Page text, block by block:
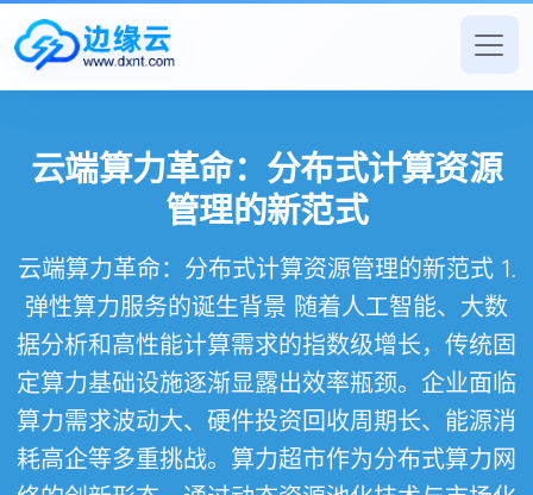
云端算力革命：分布式计算资源
管理的新范式
云端算力革命：分布式计算资源管理的新范式 1.
弹性算力服务的诞生背景 随着人工智能、大数
据分析和高性能计算需求的指数级增长，传统固
定算力基础设施逐渐显露出效率瓶颈。企业面临
算力需求波动大、硬件投资回收周期长、能源消
耗高企等多重挑战。算力超市作为分布式算力网